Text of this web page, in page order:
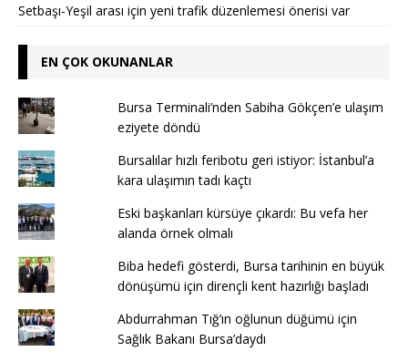
Setbaşı-Yeşil arası için yeni trafik düzenlemesi önerisi var
EN ÇOK OKUNANLAR
Bursa Terminali’nden Sabiha Gökçen’e ulaşım
eziyete döndü
Bursalılar hızlı feribotu geri istiyor: İstanbul’a
kara ulaşımın tadı kaçtı
Eski başkanları kürsüye çıkardı: Bu vefa her
alanda örnek olmalı
Biba hedefi gösterdi, Bursa tarihinin en büyük
dönüşümü için dirençli kent hazırlığı başladı
Abdurrahman Tığ’ın oğlunun düğümü için
Sağlık Bakanı Bursa’daydı